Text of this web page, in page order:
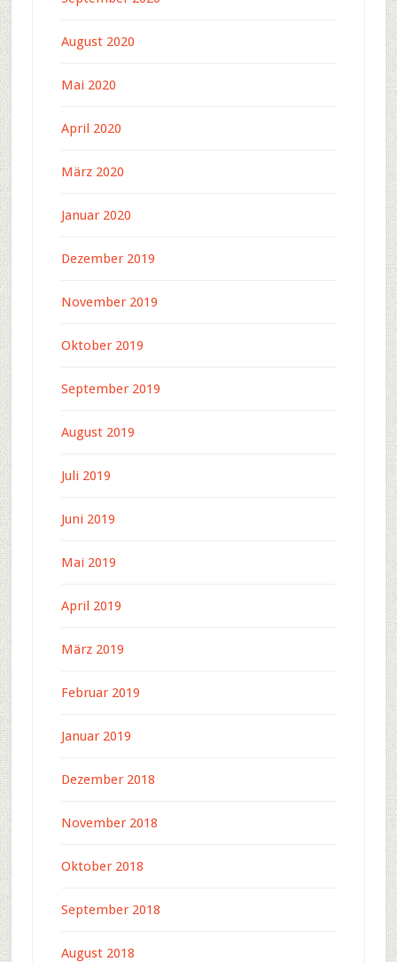
August 2020
Mai 2020
April 2020
März 2020
Januar 2020
Dezember 2019
November 2019
Oktober 2019
September 2019
August 2019
Juli 2019
Juni 2019
Mai 2019
April 2019
März 2019
Februar 2019
Januar 2019
Dezember 2018
November 2018
Oktober 2018
September 2018
August 2018